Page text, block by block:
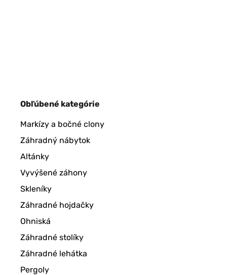
Obľúbené kategórie
Markízy a bočné clony
Záhradný nábytok
Altánky
Vyvýšené záhony
Skleníky
Záhradné hojdačky
Ohniská
Záhradné stolíky
Záhradné lehátka
Pergoly